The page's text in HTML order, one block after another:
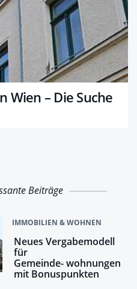
Wien – Die Suche
Beiträge
IMMOBILIEN & WOHNEN
Neues Vergabemodell
für
Gemeinde- wohnungen
mit Bonuspunkten